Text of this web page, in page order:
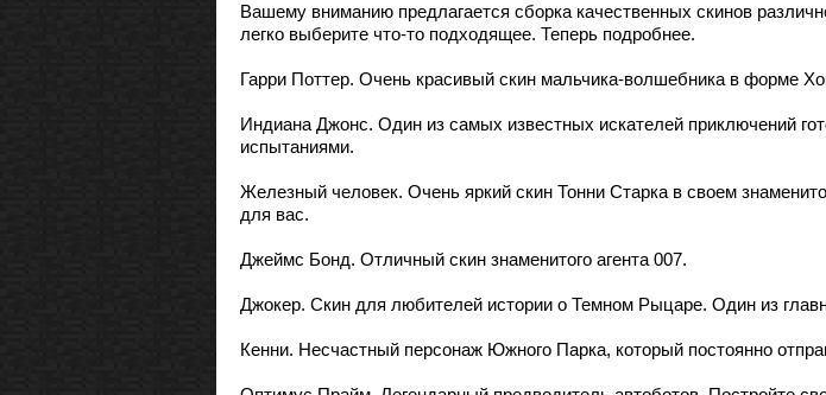
Вашему вниманию предлагается сборка качественных скинов
легко выберите что-то подходящее. Теперь подробнее.
Гарри Поттер. Очень красивый скин мальчика-волшебника в форме
Индиана Джонс. Один из самых известных искателей приключений
испытаниями.
Железный человек. Очень яркий скин Тонни Старка в своем
для вас.
Джеймс Бонд. Отличный скин знаменитого агента 007.
Джокер. Скин для любителей истории о Темном Рыцаре. Один из
Кенни. Несчастный персонаж Южного Парка, который постоянно